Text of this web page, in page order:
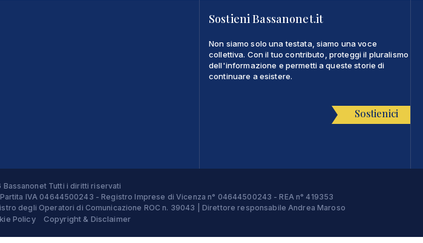
Sostieni Bassanonet.it
Non siamo solo una testata, siamo una voce
collettiva. Con il tuo contributo, proteggi il pluralismo
dell'informazione e permetti a queste storie di
continuare a esistere.
Sostienici
Tutti i diritti riservati
IVA 04644500243 - Registro Imprese di Vicenza n° 04644500243 - REA n° 419353
degli Operatori di Comunicazione ROC n. 39043 | Direttore responsabile Andrea Maroso
Policy Copyright & Disclaimer